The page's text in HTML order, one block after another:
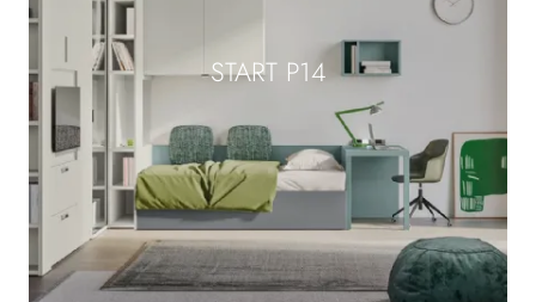
START P14